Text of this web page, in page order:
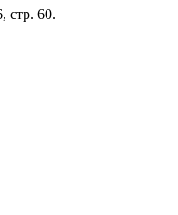
стр. 60.